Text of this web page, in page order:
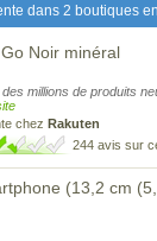
dans 2 boutiques
Noir minéral
millions de produits
chez Rakuten
244 avis sur
(13,2 cm